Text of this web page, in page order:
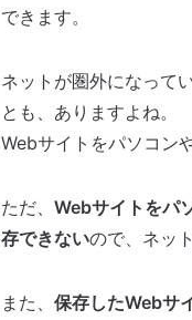
できます。
ネットが圏外になって
とも、ありますよね。
Webサイトをパソコン
ただ、 Webサイトをパ
存できないので、ネッ
また、 保存したWebサ